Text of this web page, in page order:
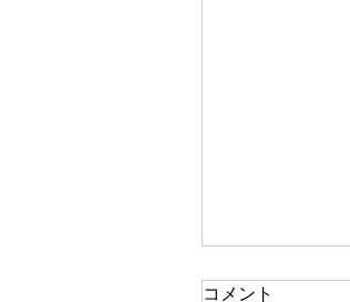
一人で頑張る
コメント